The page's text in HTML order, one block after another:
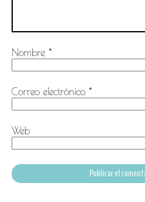
Nombre*
Correo electrónico*
Web